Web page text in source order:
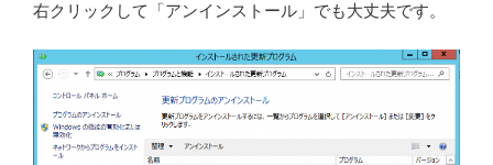
右クリックして「アンインストール」でも大丈夫です。